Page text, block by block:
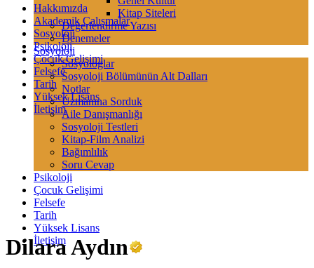
Kitap Siteleri
Değerlendirme Yazısı
Denemeler
Sosyoloji
Sosyologlar
Sosyoloji Bölümünün Alt Dalları
Notlar
Uzmanına Sorduk
Aile Danışmanlığı
Sosyoloji Testleri
Kitap-Film Analizi
Bağımlılık
Soru Cevap
Psikoloji
Çocuk Gelişimi
Felsefe
Tarih
Yüksek Lisans
İletişim
Hakkımızda
Akademik Çalışmalar
Sosyoloji
Psikoloji
Çocuk Gelişimi
Felsefe
Tarih
Yüksek Lisans
İletişim
Dilara Aydın